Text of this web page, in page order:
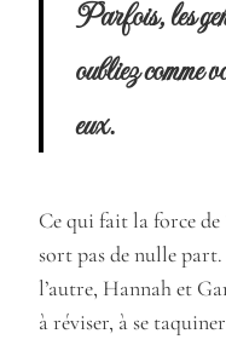
Parfois, les
oubliez comme
eux.
Ce qui fait la force de
sort pas de nulle
l’autre, Hannah et
à réviser, à se